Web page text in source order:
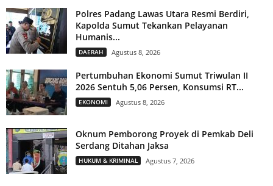
Polres Padang Lawas Utara Resmi Berdiri,
Kapolda Sumut Tekankan Pelayanan
Humanis...
DAERAH Agustus 8, 2026
Pertumbuhan Ekonomi Sumut Triwulan II
2026 Sentuh 5,06 Persen, Konsumsi RT...
EKONOMI Agustus 8, 2026
Oknum Pemborong Proyek di Pemkab Deli
Serdang Ditahan Jaksa
HUKUM & KRIMINAL Agustus 7, 2026